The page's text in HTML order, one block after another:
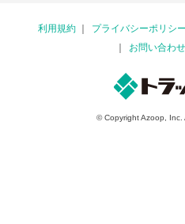
利用規約 プライバシーポリシー
お問い合わせ
© Copyright Azoop, Inc.